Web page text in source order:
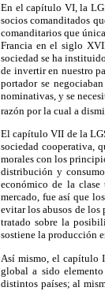
En el capítulo VI, la
socios comanditados
comanditarios que
Francia en el siglo
sociedad se ha
de invertir en nuestro
portador se
nominativas, y se
razón por la cual a
El capítulo VII de la
sociedad cooperativa,
morales con los
distribución y
económico de la clase
mercado, fue así que
evitar los abusos de
tratado sobre la
sostiene la producción
Así mismo, el capítulo
global a sido
distintos países; al